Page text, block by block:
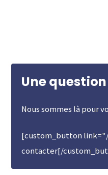
Une question
Nous sommes là pour
[custom_button
contacter[/